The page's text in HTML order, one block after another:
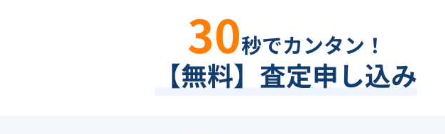
30秒でカンタン！
【無料】査定申し込み